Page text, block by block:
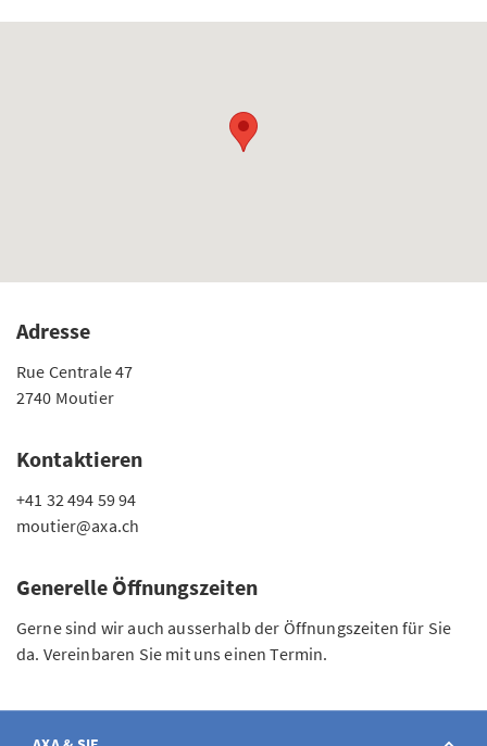
Adresse
Rue Centrale 47
2740 Moutier
Kontaktieren
+41 32 494 59 94
moutier@axa.ch
Generelle Öffnungszeiten
Gerne sind wir auch ausserhalb der Öffnungszeiten für Sie
da. Vereinbaren Sie mit uns einen Termin.